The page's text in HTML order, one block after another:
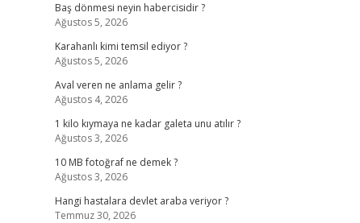
Baş dönmesi neyin habercisidir ?
Ağustos 5, 2026
Karahanlı kimi temsil ediyor ?
Ağustos 5, 2026
Aval veren ne anlama gelir ?
Ağustos 4, 2026
1 kilo kıymaya ne kadar galeta unu atılır ?
Ağustos 3, 2026
10 MB fotoğraf ne demek ?
Ağustos 3, 2026
Hangi hastalara devlet araba veriyor ?
Temmuz 30, 2026